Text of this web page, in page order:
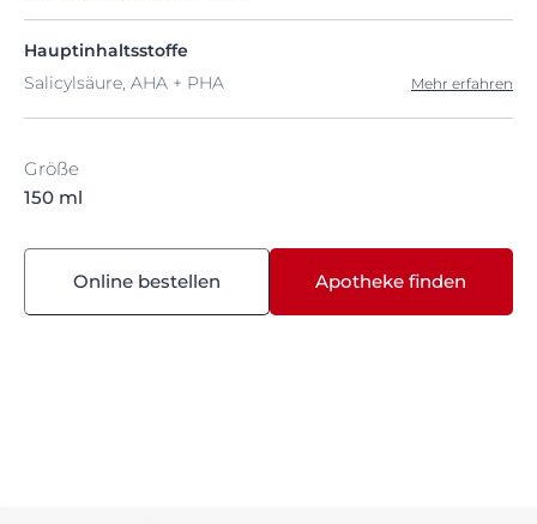
Hauptinhaltsstoffe
Salicylsäure, AHA + PHA
Mehr erfahren
Größe
150 ml
Online bestellen Apotheke finden